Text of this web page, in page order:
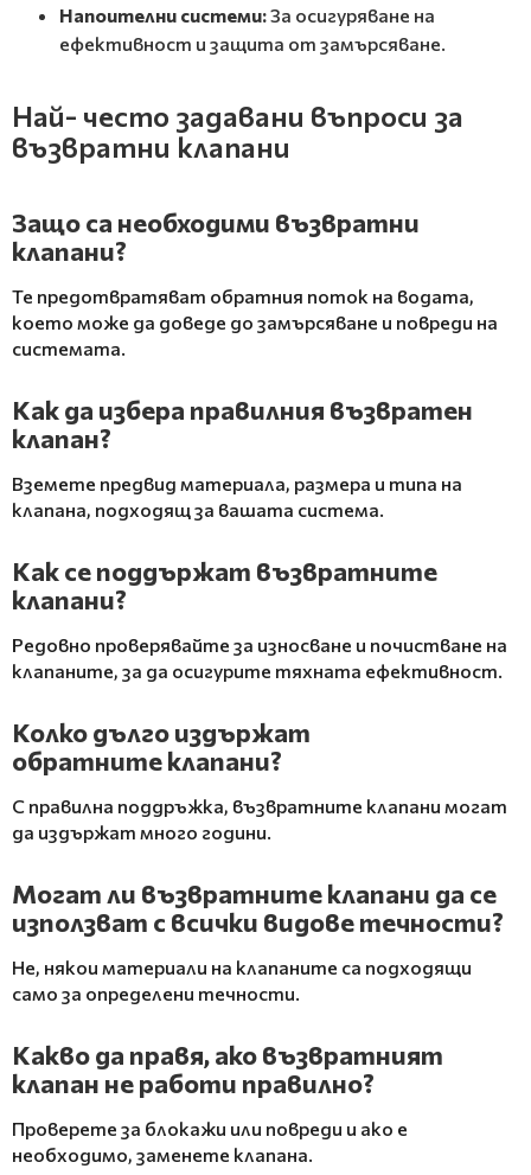
Напоителни системи:За осигуряване на
ефективност и защита от замърсяване.
Най- често задавани въпроси за
възвратни клапани
Защо са необходими възвратни
клапани?
Те предотвратяват обратния поток на водата,
което може да доведе до замърсяване и повреди на
системата.
Как да избера правилния възвратен
клапан?
Вземете предвид материала, размера и типа на
клапана, подходящ за вашата система.
Как се поддържат възвратните
клапани?
Редовно проверявайте за износване и почистване на
клапаните, за да осигурите тяхната ефективност.
Колко дълго издържат
обратните клапани?
С правилна поддръжка, възвратните клапани могат
да издържат много години.
Могат ли възвратните клапани да се
използват с всички видове течности?
Не, някои материали на клапаните са подходящи
само за определени течности.
Какво да правя, ако възвратният
клапан не работи правилно?
Проверете за блокажи или повреди и ако е
необходимо, заменете клапана.